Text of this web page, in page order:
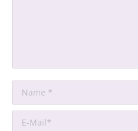
Name *
E-Mail *